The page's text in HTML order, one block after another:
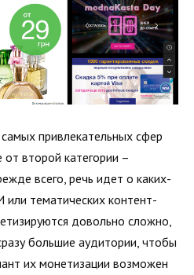
привлекательных сфер
от второй категории –
всего, речь идет о каких-
тематических контент-
довольно сложно,
большие аудитории, чтобы
их монетизации возможен